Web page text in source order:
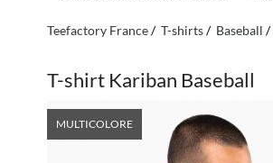
Teefactory France T-shirts Baseball
T-shirt Kariban Baseball
MULTICOLORE